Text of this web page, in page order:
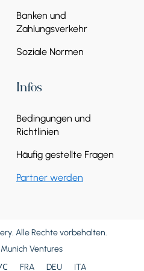
Banken und
Zahlungsverkehr
Soziale Normen
Infos
Bedingungen und
Richtlinien
Häufig gestellte Fragen
Partner werden
Alle Rechte vorbehalten.
Munich Ventures
FRA DEU ITA